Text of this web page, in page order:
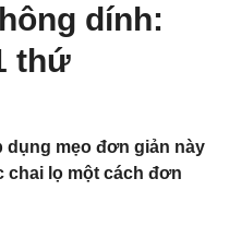
dính:
thứ
dụng mẹo đơn giản này
chai lọ một cách đơn